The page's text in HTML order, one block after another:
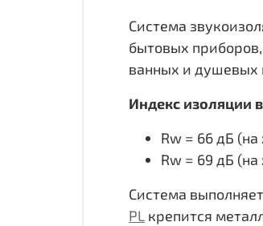
Система
бытовых
ванных и душевых
Индекс изоляции
Rw = 66 дБ
Rw = 69 дБ
Система
РL крепится